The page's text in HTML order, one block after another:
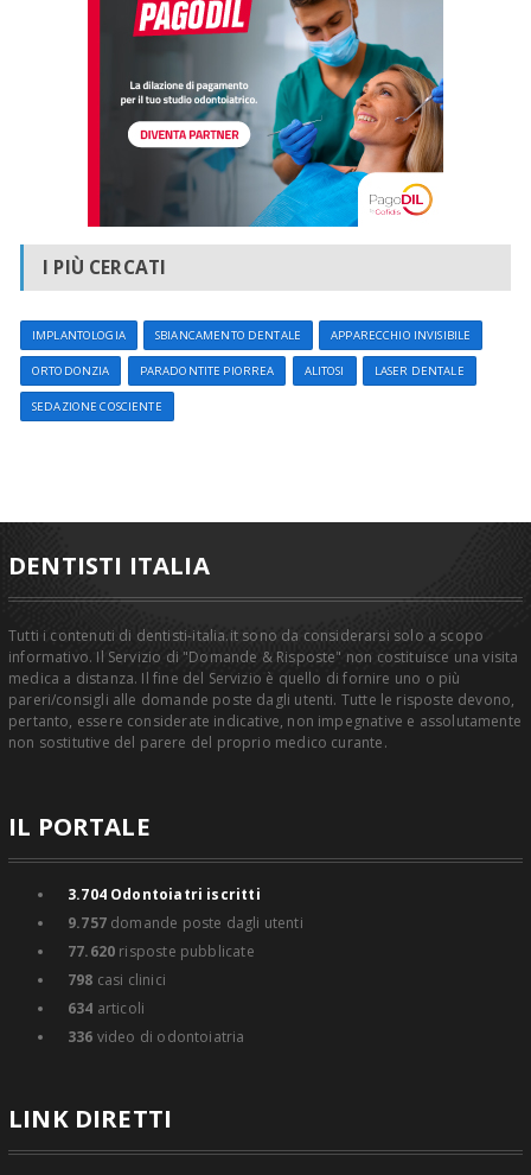
I PIÙ CERCATI
IMPLANTOLOGIA SBIANCAMENTO DENTALE APPARECCHIO INVISIBILE
ORTODONZIA PARADONTITE PIORREA ALITOSI LASER DENTALE
SEDAZIONE COSCIENTE
DENTISTI ITALIA
Tutti i contenuti di dentisti-italia.it sono da considerarsi solo a scopo
informativo. Il Servizio di "Domande & Risposte" non costituisce una visita
medica a distanza. Il fine del Servizio è quello di fornire uno o più
pareri/consigli alle domande poste dagli utenti. Tutte le risposte devono,
pertanto, essere considerate indicative, non impegnative e assolutamente
non sostitutive del parere del proprio medico curante.
IL PORTALE
3.704Odontoiatri iscritti
9.757domande poste dagli utenti
77.620 risposte pubblicate
798 casi clinici
634 articoli
336 video di odontoiatria
LINK DIRETTI